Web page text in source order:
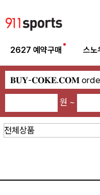
2627 예약구매 스노
원 ~